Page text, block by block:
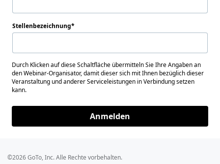
Stellenbezeichnung
Durch Klicken auf diese Schaltfläche übermitteln Sie Ihre Angaben an
den Webinar-Organisator, damit dieser sich mit Ihnen bezüglich dieser
Veranstaltung und anderer Serviceleistungen in Verbindung setzen
kann.
Anmelden
©2026 GoTo, Inc. Alle Rechte vorbehalten.